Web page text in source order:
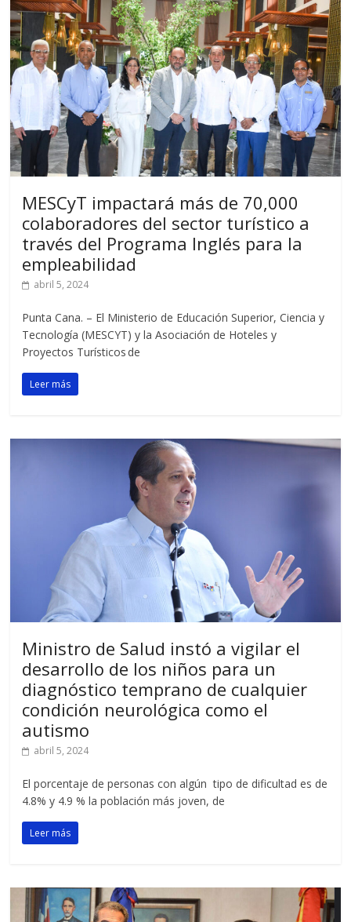
MESCyT impactará más de 70,000
colaboradores del sector turístico a
través del Programa Inglés para la
empleabilidad
abril 5, 2024
Punta Cana. – El Ministerio de Educación Superior, Ciencia y
Tecnología (MESCYT) y la Asociación de Hoteles y
Proyectos Turísticos de
Leer más
Ministro de Salud instó a vigilar el
desarrollo de los niños para un
diagnóstico temprano de cualquier
condición neurológica como el
autismo
abril 5, 2024
El porcentaje de personas con algún tipo de dificultad es de
4.8% y 4.9 % la población más joven, de
Leer más